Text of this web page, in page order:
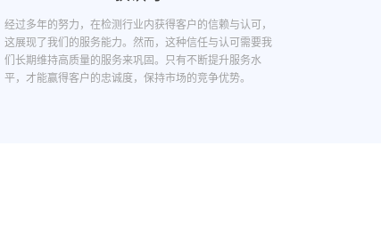
经过多年的努力，在检测行业内获得客户的信赖与认可，
这展现了我们的服务能力。然而，这种信任与认可需要我
们长期维持高质量的服务来巩固。只有不断提升服务水
平，才能赢得客户的忠诚度，保持市场的竞争优势。